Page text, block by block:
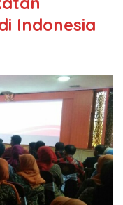
Indonesia